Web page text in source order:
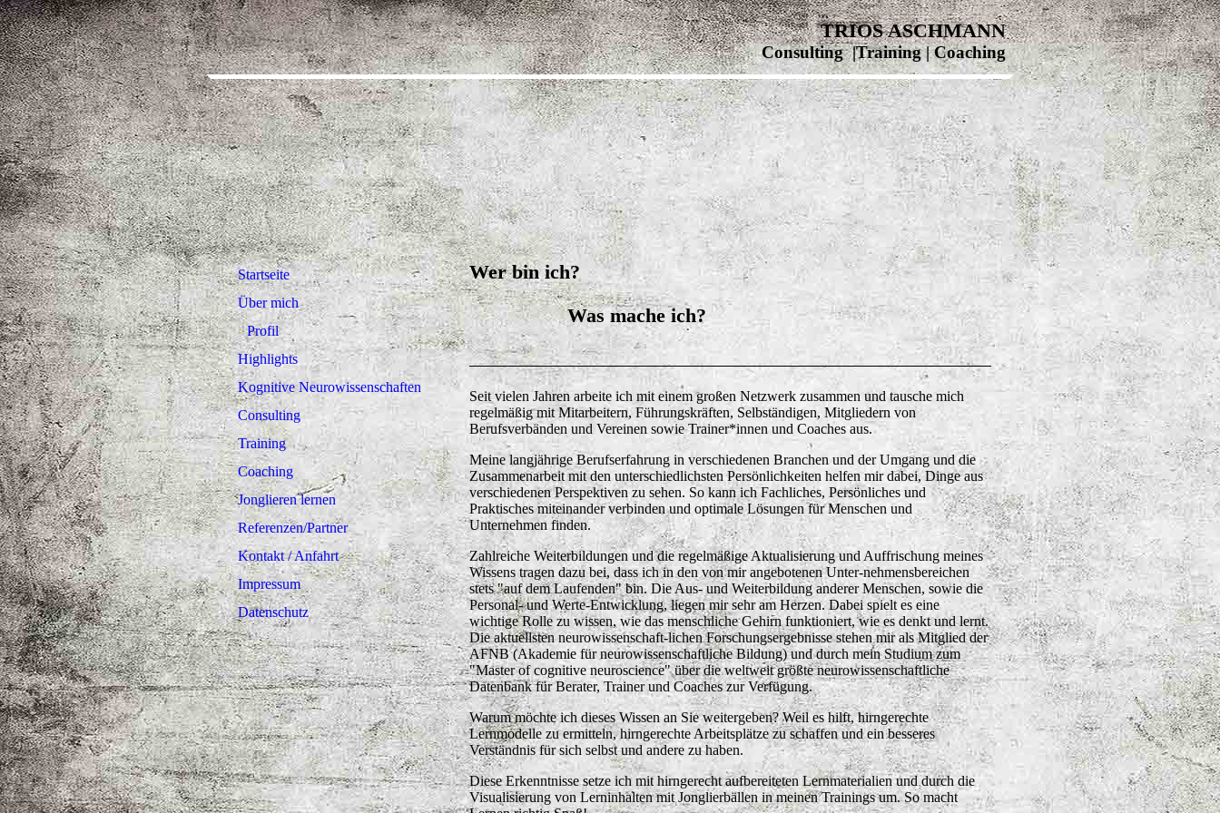
TRIOS ASCHMANN
Consulting |Training | Coaching
Startseite
Über mich
Profil
Highlights
Kognitive Neurowissenschaften
Consulting
Training
Coaching
Jonglieren lernen
Referenzen/Partner
Kontakt / Anfahrt
Impressum
Datenschutz
Wer bin ich?
Was mache ich?
Seit vielen Jahren arbeite ich mit einem großen Netzwerk zusammen und tausche mich
regelmäßig mit Mitarbeitern, Führungskräften, Selbständigen, Mitgliedern von
Berufsverbänden und Vereinen sowie Trainer*innen und Coaches aus.
Meine langjährige Berufserfahrung in verschiedenen Branchen und der Umgang und die
Zusammenarbeitmit den unterschiedlichsten Persönlichkeiten helfen mir dabei, Dinge aus
verschiedenen Perspektiven zu sehen. So kann ich Fachliches, Persönliches und
Praktisches miteinander verbinden und optimale Lösungen für Menschen und
Unternehmen finden.
Zahlreiche Weiterbildungen und die regelmäßige Aktualisierung und Auffrischung meines
Wissens tragen dazu bei, dass ich in den von mir angebotenen Unter-nehmensbereichen
stets "auf dem Laufenden" bin. Die Aus- und Weiterbildung anderer Menschen, sowie die
Personal- und Werte-Entwicklung, liegen mir sehr am Herzen. Dabei spielt es eine
wichtige Rolle zu wissen, wie das menschliche Gehirn funktioniert, wie es denkt und lernt.
Die aktuellsten neurowissenschaft-lichen Forschungsergebnisse stehen mirals Mitglied der
AFNB (Akademie für neurowissenschaftliche Bildung) und durch mein Studium zum
"Master of cognitive neuroscience" über die weltweit größte neurowissenschaftliche
Datenbank für Berater, Trainer und Coaches zur Verfügung.
Warum möchte ich dieses Wissen an Sie weitergeben? Weil es hilft, hirngerechte
Lernmodelle zu ermitteln, hirngerechte Arbeitsplätze zu schaffen und ein besseres
Verständnis für sich selbst und andere zu haben.
Diese Erkenntnisse setze ich mit hirngerecht aufbereiteten Lernmaterialien und durch die
Visualisierung von Lerninhalten mit Jonglierbällen in meinen Trainings um. So macht